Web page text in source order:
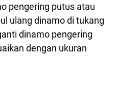
pengering putus atau
ulang dinamo di tukang
dinamo pengering
dengan ukuran